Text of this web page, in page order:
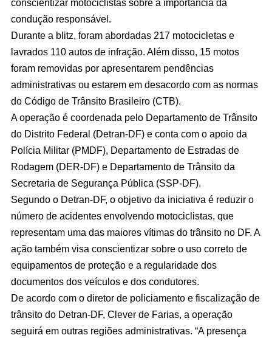
conscientizar motociclistas sobre a importância da
condução responsável.
Durante a blitz, foram abordadas 217 motocicletas e
lavrados 110 autos de infração. Além disso, 15 motos
foram removidas por apresentarem pendências
administrativas ou estarem em desacordo com as normas
do Código de Trânsito Brasileiro (CTB).
A operação é coordenada pelo Departamento de Trânsito
do Distrito Federal (Detran-DF) e conta com o apoio da
Polícia Militar (PMDF), Departamento de Estradas de
Rodagem (DER-DF) e Departamento de Trânsito da
Secretaria de Segurança Pública (SSP-DF).
Segundo o Detran-DF, o objetivo da iniciativa é reduzir o
número de acidentes envolvendo motociclistas, que
representam uma das maiores vítimas do trânsito no DF. A
ação também visa conscientizar sobre o uso correto de
equipamentos de proteção e a regularidade dos
documentos dos veículos e dos condutores.
De acordo com o diretor de policiamento e fiscalização de
trânsito do Detran-DF, Clever de Farias, a operação
seguirá em outras regiões administrativas. “A presença